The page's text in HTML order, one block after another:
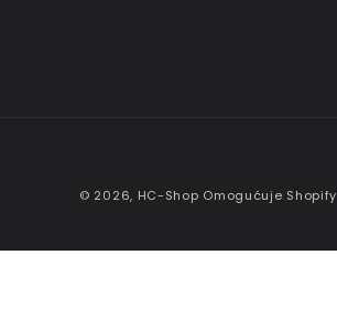
© 2026, HC-Shop Omogućuje Shopify